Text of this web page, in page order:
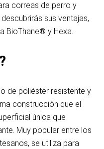
correas de perro y
sus ventajas,
BioThane® y Hexa.
de poliéster resistente y
construcción que el
única que
Muy popular entre los
se utiliza para